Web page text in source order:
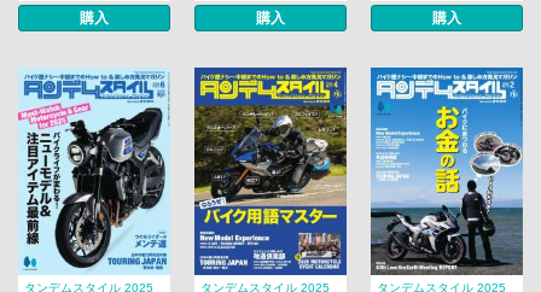
購入 購入 購入
タンデムスタイル 2025
タンデムスタイル 2025
タンデムスタイル 2025